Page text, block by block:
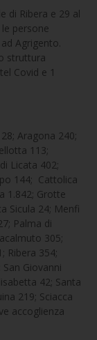
di Ribera e 29 al
persone
Agrigento.
struttura
Covid e 1
Aragona 240;
113;
Licata 402;
144; Cattolica
1.842; Grotte
Sicula 24; Menfi
Palma di
305;
Ribera 354;
Giovanni
42; Santa
219; Sciacca
accoglienza